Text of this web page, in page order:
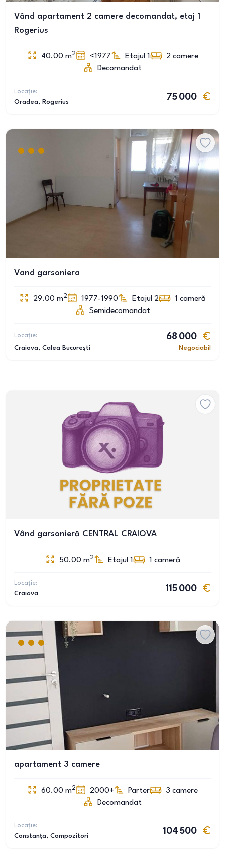
Vând apartament 2 camere decomandat, etaj 1
Rogerius
40.00 m2 <1977 Etajul 1 2 camere
Decomandat
Locație:
Oradea, Rogerius
75 000
Vand garsoniera
29.00 m2 1977-1990 Etajul 2 1 cameră
Semidecomandat
Locație:
Craiova, Calea București
68 000
Negociabil
Vând garsonieră CENTRAL CRAIOVA
50.00 m2 Etajul 1 1 cameră
Locație:
Craiova
115 000
apartament 3 camere
60.00 m2 2000+ Parter 3 camere
Decomandat
Locație:
Constanța, Compozitori
104 500